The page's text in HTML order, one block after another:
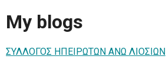
My blogs
ΣΥΛΛΟΓΟΣ ΗΠΕΙΡΩΤΩΝ ΑΝΩ ΛΙΟΣΙΩΝ